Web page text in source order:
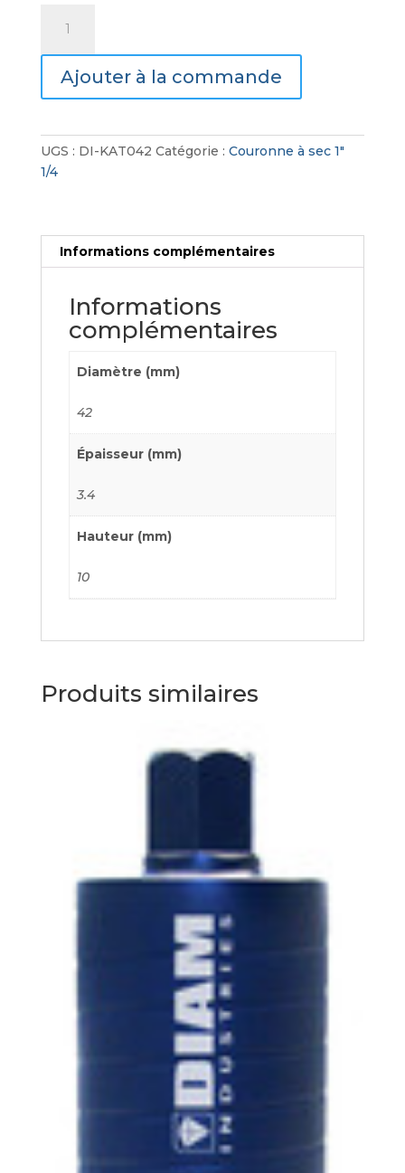
Couronne
diamant
à
1"
1/4
Ajouter à la commande
UGS : DI-KAT042 Catégorie : Couronne à sec 1"
1/4
Informations complémentaires
Informations
complémentaires
Diamètre (mm)
42
Épaisseur (mm)
3.4
Hauteur (mm)
10
Produits similaires